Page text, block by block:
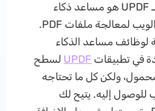
مساعد AI Online لـ UPDF هو مساعد ذكاء
اصطناعي قائم على الويب لمعالجة ملفات PDF.
لوظائف مساعد الذكاء
في تطبيقات UPDF لسطح
ولكن كل ما تحتاجه
إليه. يتيح لك